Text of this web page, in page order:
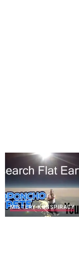
MISTERY-KONSPIRACY